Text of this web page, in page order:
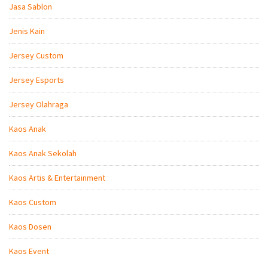
Jasa Sablon
Jenis Kain
Jersey Custom
Jersey Esports
Jersey Olahraga
Kaos Anak
Kaos Anak Sekolah
Kaos Artis & Entertainment
Kaos Custom
Kaos Dosen
Kaos Event